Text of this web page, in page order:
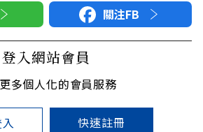
關注FB
登入網站會員
多個人化的會員服務
快速註冊